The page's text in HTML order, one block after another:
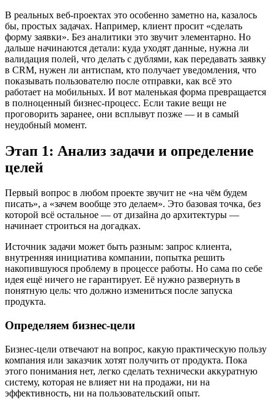
В реальных веб-проектах это особенно заметно на, казалось
бы, простых задачах. Например, клиент просит «сделать
форму заявки». Без аналитики это звучит элементарно. Но
дальше начинаются детали: куда уходят данные, нужна ли
валидация полей, что делать с дублями, как передавать заявку
в CRM, нужен ли антиспам, кто получает уведомления, что
показывать пользователю после отправки, как всё это
работает на мобильных. И вот маленькая форма превращается
в полноценный бизнес-процесс. Если такие вещи не
проговорить заранее, они всплывут позже — и в самый
неудобный момент.
Этап 1: Анализ задачи и определение
целей
Первый вопрос в любом проекте звучит не «на чём будем
писать», а «зачем вообще это делаем». Это базовая точка, без
которой всё остальное — от дизайна до архитектуры —
начинает строиться на догадках.
Источник задачи может быть разным: запрос клиента,
внутренняя инициатива компании, попытка решить
накопившуюся проблему в процессе работы. Но сама по себе
идея ещё ничего не гарантирует. Её нужно развернуть в
понятную цель: что должно измениться после запуска
продукта.
Определяем бизнес-цели
Бизнес-цели отвечают на вопрос, какую практическую пользу
компания или заказчик хотят получить от продукта. Пока
этого понимания нет, легко сделать технически аккуратную
систему, которая не влияет ни на продажи, ни на
эффективность, ни на пользовательский опыт.